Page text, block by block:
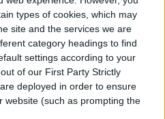
types of cookies, which may
site and the services we are
category headings to find
settings according to your
of our First Party Strictly
deployed in order to ensure
website (such as prompting the
una nueva